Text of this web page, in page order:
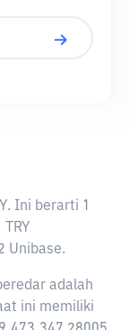
. Ini berarti 1
Unibase.
adalah
ini memiliki